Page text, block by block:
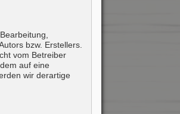
bzw. Erstellers.
vom Betreiber
auf eine
wir derartige